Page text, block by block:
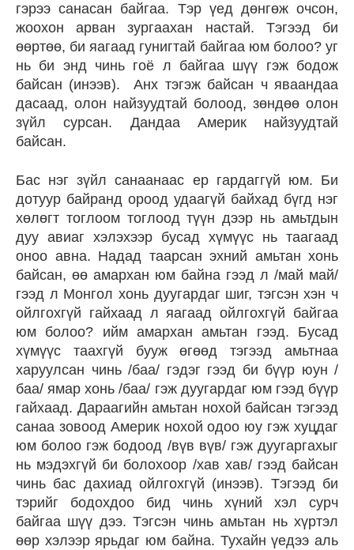
гэрээ санасан байгаа. Тэр үед дөнгөж очсон,
жоохон арван зургаахан настай. Тэгээд би
өөртөө, би яагаад гунигтай байгаа юм болоо? уг
нь би энд чинь гоё л байгаа шүү гэж бодож
байсан (инээв). Анх тэгэж байсан ч яваандаа
дасаад, олон найзуудтай болоод, зөндөө олон
зүйл сурсан. Дандаа Америк найзуудтай
байсан.
Бас нэг зүйл санаанаас ер гардаггүй юм. Би
дотуур байранд ороод удаагүй байхад бүгд нэг
хөлөгт тоглоом тоглоод түүн дээр нь амьтдын
дуу авиаг хэлэхээр бусад хүмүүс нь таагаад
оноо авна. Надад таарсан эхний амьтан хонь
байсан, өө амархан юм байна гээд л /май май/
гээд л Монгол хонь дуугардаг шиг, тэгсэн хэн ч
ойлгохгүй гайхаад л яагаад ойлгохгүй байгаа
юм болоо? ийм амархан амьтан гээд. Бусад
хүмүүс таахгүй бууж өгөөд тэгээд амьтнаа
харуулсан чинь /баа/ гэдэг гээд би бүүр юун /
баа/ ямар хонь /баа/ гэж дуугардаг юм гээд бүүр
гайхаад. Дараагийн амьтан нохой байсан тэгээд
санаа зовоод Америк нохой одоо юу гэж хуцдаг
юм болоо гэж бодоод /вүв вүв/ гэж дуугаргахыг
нь мэдэхгүй би болохоор /хав хав/ гээд байсан
чинь бас дахиад ойлгохгүй (инээв). Тэгээд би
тэрийг бодохдоо бид чинь хүний хэл сурч
байгаа шүү дээ. Тэгсэн чинь амьтан нь хүртэл
өөр хэлээр ярьдаг юм байна. Тухайн үедээ аль